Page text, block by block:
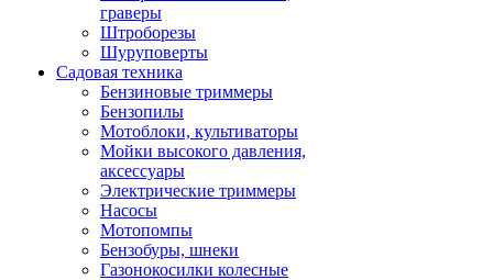
граверы
Штроборезы
Шуруповерты
Садовая техника
Бензиновые триммеры
Бензопилы
Мотоблоки, культиваторы
Мойки высокого давления,
аксессуары
Электрические триммеры
Насосы
Мотопомпы
Бензобуры, шнеки
Газонокосилки колесные